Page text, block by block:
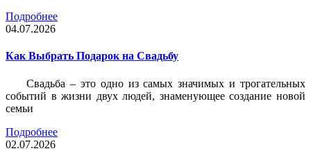
Подробнее
04.07.2026
Как Выбрать Подарок на Свадьбу
Свадьба – это одно из самых значимых и трогательных
событий в жизни двух людей, знаменующее создание новой
семьи
Подробнее
02.07.2026